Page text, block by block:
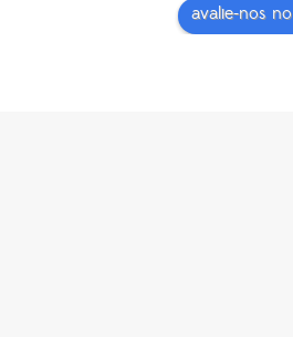
avalie-nos no